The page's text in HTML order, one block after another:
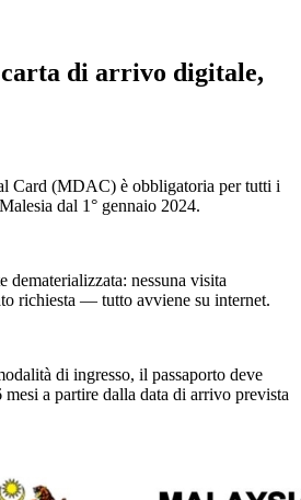
di arrivo digitale,
Card (MDAC) è obbligatoria per tutti i
dal 1° gennaio 2024.
dematerializzata: nessuna visita
richiesta — tutto avviene su internet.
di ingresso, il passaporto deve
mesi a partire dalla data di arrivo prevista